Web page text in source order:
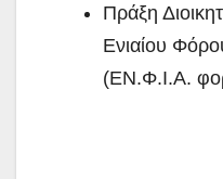
Πράξη
Ενιαίου
(ΕΝ.Φ.Ι.Α.